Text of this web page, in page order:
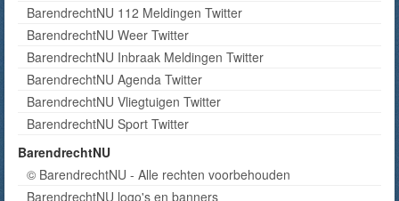
BarendrechtNU 112 Meldingen Twitter
BarendrechtNU Weer Twitter
BarendrechtNU Inbraak Meldingen Twitter
BarendrechtNU Agenda Twitter
BarendrechtNU Vliegtuigen Twitter
BarendrechtNU Sport Twitter
BarendrechtNU
© BarendrechtNU - Alle rechten voorbehouden
BarendrechtNU logo's en banners